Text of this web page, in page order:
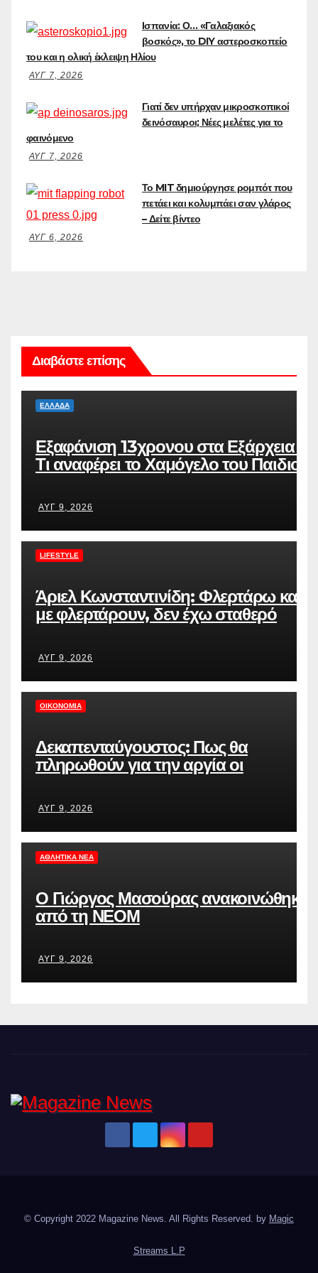
Ισπανία: Ο… «Γαλαξιακός
βοσκός», το DIY αστεροσκοπείο
του και η ολική έκλειψη Ηλίου
ΑΥΓ 7, 2026
Γιατί δεν υπήρχαν μικροσκοπικοί
δεινόσαυροι; Νέες μελέτες για το
φαινόμενο
ΑΥΓ 7, 2026
Το MIT δημιούργησε ρομπότ που
πετάει και κολυμπάει σαν γλάρος
– Δείτε βίντεο
ΑΥΓ 6, 2026
Διαβάστε επίσης
ΕΛΛΆΔΑ
Εξαφάνιση 13χρονου στα Εξάρχεια –
Τι αναφέρει το Χαμόγελο του Παιδιού
ΑΥΓ 9, 2026
LIFESTYLE
Άριελ Κωνσταντινίδη: Φλερτάρω και
με φλερτάρουν, δεν έχω σταθερό
ΑΥΓ 9, 2026
ΟΙΚΟΝΟΜΊΑ
Δεκαπενταύγουστος: Πως θα
πληρωθούν για την αργία οι
ΑΥΓ 9, 2026
ΑΘΛΗΤΙΚΆ ΝΈΑ
Ο Γιώργος Μασούρας ανακοινώθηκε
από τη ΝΕΟΜ
ΑΥΓ 9, 2026
Magazine News
Ειδήσεις και νέα από την Ελλάδα και από όλο τον κόσμο
© Copyright 2022 Magazine News. All Rights Reserved. by Magic
Streams L.P